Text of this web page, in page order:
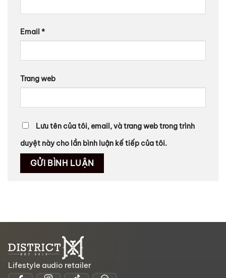
Email *
Trang web
Lưu tên của tôi, email, và trang web trong trình
duyệt này cho lần bình luận kế tiếp của tôi.
Lifestyle audio retailer